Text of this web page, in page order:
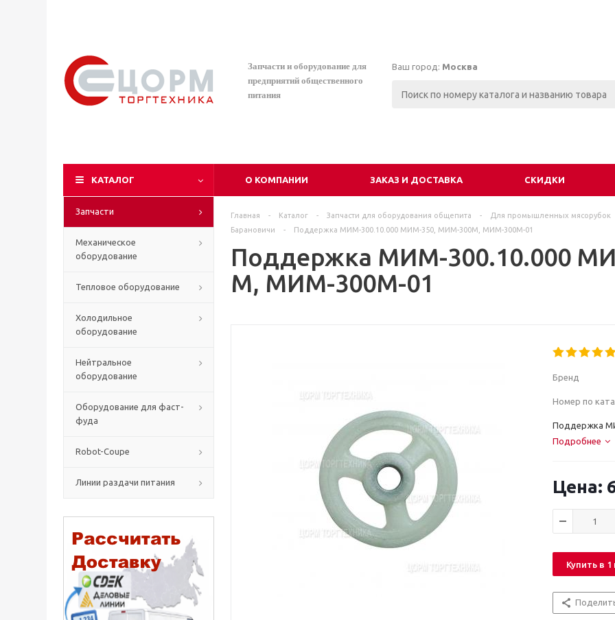
Запчасти и оборудование для
предприятий общественного
питания
Ваш город: Москва
КАТАЛОГ О КОМПАНИИ ЗАКАЗ И ДОСТАВКА СКИДКИ
Запчасти
Механическое
оборудование
Тепловое оборудование
Холодильное
оборудование
Нейтральное
оборудование
Оборудование для фаст-
фуда
Robot-Coupe
Линии раздачи питания
Главная - Каталог - Запчасти для оборудования общепита - Для промышленных мясорубок
Барановичи
- Поддержка МИМ-300.10.000 МИМ-350, МИМ-300М, МИМ-300М-01
Поддержка МИМ-300.10.000
М, МИМ-300М-01
Бренд
Номер по
Поддержка
Подробнее
Купить в 1